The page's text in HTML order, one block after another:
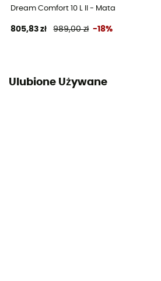
Dream Comfort 10 L II - Mata
805,83 zł 989,00 zł -18%
Ulubione Używane